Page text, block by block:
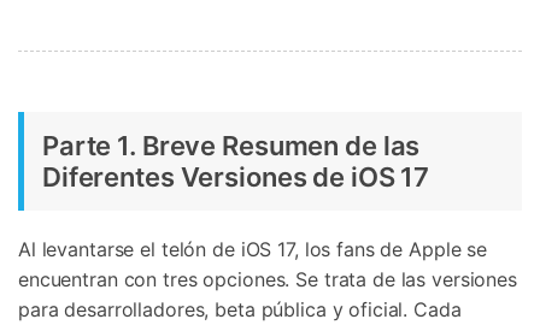
Parte 1. Breve Resumen de las
Diferentes Versiones de iOS 17
Al levantarse el telón de iOS 17, los fans de Apple se
encuentran con tres opciones. Se trata de las versiones
para desarrolladores, beta pública y oficial. Cada